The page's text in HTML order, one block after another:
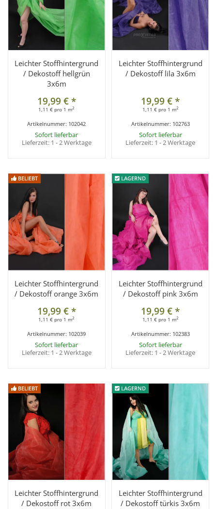
Leichter Stoffhintergrund
/ Dekostoff hellgrün
3x6m
19,99 €*
1,11 € pro 1 m2
Artikelnummer: 102042
Sofort lieferbar
Lieferzeit: 1 - 2 Werktage
Leichter Stoffhintergrund
/ Dekostoff lila 3x6m
19,99 €*
1,11 € pro 1 m2
Artikelnummer: 102763
Sofort lieferbar
Lieferzeit: 1 - 2 Werktage
BELIEBT
BELIEBT
Leichter Stoffhintergrund
/ Dekostoff orange 3x6m
19,99 €*
1,11 € pro 1 m2
Artikelnummer: 102039
Sofort lieferbar
Lieferzeit: 1 - 2 Werktage
LAGERND
LAGERND
Leichter Stoffhintergrund
/ Dekostoff pink 3x6m
19,99 €*
1,11 € pro 1 m2
Artikelnummer: 102383
Sofort lieferbar
Lieferzeit: 1 - 2 Werktage
BELIEBT
BELIEBT
Leichter Stoffhintergrund
/ Dekostoff rot 3x6m
LAGERND
LAGERND
Leichter Stoffhintergrund
/ Dekostoff türkis 3x6m